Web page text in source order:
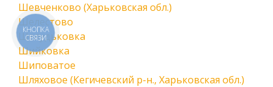
Шевченково (Харьковская обл.)
Шелестово
Шелудьковка
Шийковка
Шиповатое
Шляховое (Кегичевский р-н., Харьковская обл.)
КНОПКА
СВЯЗИ